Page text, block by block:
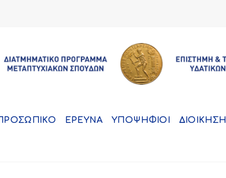
ΕΡΕΥΝΑ ΥΠΟΨΗΦΙΟΙ ΔΙΟΙΚΗΣΗ